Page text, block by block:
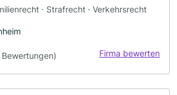
· Strafrecht · Verkehrsrecht
Bewertungen) Firma bewerten